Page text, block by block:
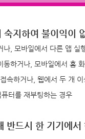
숙지하여 불이익이
나, 모바일에서 다른 앱
동하거나, 모바일에서 홈
속하거나, 웹에서 두 개
터를 재부팅하는 경우
반드시 한 기기에